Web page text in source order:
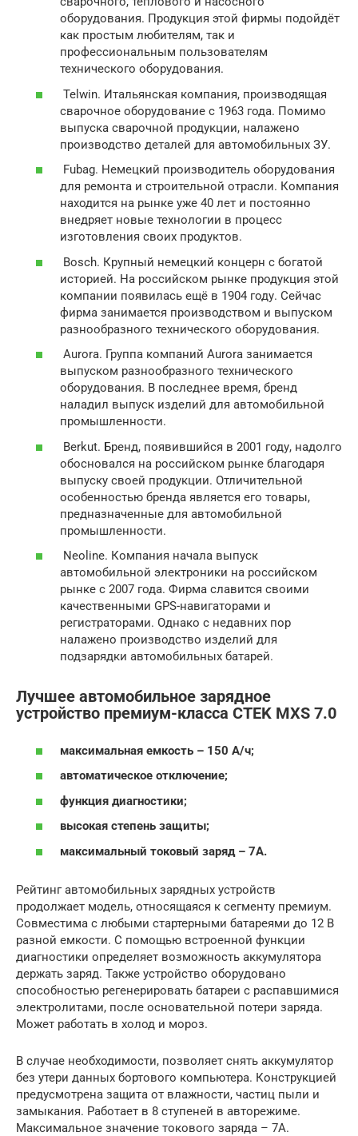
оборудования. Продукция этой фирмы подойдёт
как простым любителям, так и
профессиональным пользователям
технического оборудования.
Telwin. Итальянская компания, производящая
сварочное оборудование с 1963 года. Помимо
выпуска сварочной продукции, налажено
производство деталей для автомобильных ЗУ.
Fubag. Немецкий производитель оборудования
для ремонта и строительной отрасли. Компания
находится на рынке уже 40 лет и постоянно
внедряет новые технологии в процесс
изготовления своих продуктов.
Bosch. Крупный немецкий концерн с богатой
историей. На российском рынке продукция этой
компании появилась ещё в 1904 году. Сейчас
фирма занимается производством и выпуском
разнообразного технического оборудования.
Aurora. Группа компаний Aurora занимается
выпуском разнообразного технического
оборудования. В последнее время, бренд
наладил выпуск изделий для автомобильной
промышленности.
Berkut. Бренд, появившийся в 2001 году, надолго
обосновался на российском рынке благодаря
выпуску своей продукции. Отличительной
особенностью бренда является его товары,
предназначенные для автомобильной
промышленности.
Neoline. Компания начала выпуск
автомобильной электроники на российском
рынке с 2007 года. Фирма славится своими
качественными GPS-навигаторами и
регистраторами. Однако с недавних пор
налажено производство изделий для
подзарядки автомобильных батарей.
Лучшее автомобильное зарядное
устройство премиум-класса CTEK MXS 7.0
максимальная емкость – 150 А/ч;
автоматическое отключение;
функция диагностики;
высокая степень защиты;
максимальный токовый заряд – 7А.
Рейтинг автомобильных зарядных устройств
продолжает модель, относящаяся к сегменту премиум.
Совместима с любыми стартерными батареями до 12 В
разной емкости. С помощью встроенной функции
диагностики определяет возможность аккумулятора
держать заряд. Также устройство оборудовано
способностью регенерировать батареи с распавшимися
электролитами, после основательной потери заряда.
Может работать в холод и мороз.
В случае необходимости, позволяет снять аккумулятор
без утери данных бортового компьютера. Конструкцией
предусмотрена защита от влажности, частиц пыли и
замыкания. Работает в 8 ступеней в авторежиме.
Максимальное значение токового заряда – 7А.